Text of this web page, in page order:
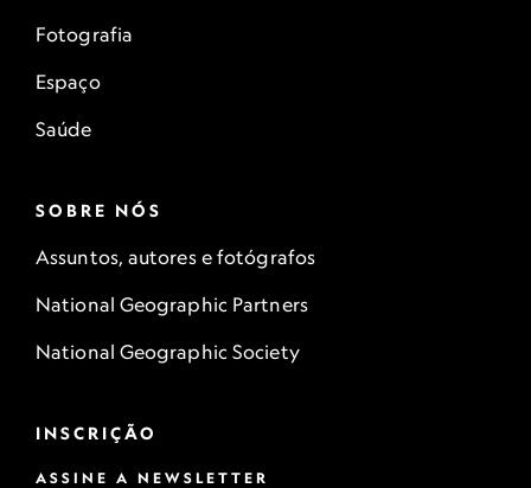
Fotografia
Espaço
Saúde
SOBRE NÓS
Assuntos, autores e fotógrafos
National Geographic Partners
National Geographic Society
INSCRIÇÃO
ASSINE A NEWSLETTER